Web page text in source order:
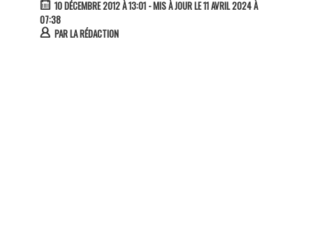
10 DÉCEMBRE 2012 À 13:01- MIS À JOUR LE 11 AVRIL 2024 À
07:38
PARLA RÉDACTION